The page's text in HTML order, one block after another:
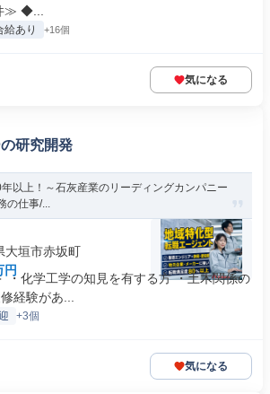
≫ ◆...
給あり +16個
気になる
研究開発
以上！～石灰産業のリーディングカンパニー
の仕事/...
大垣市赤坂町
円
・化学工学の知見を有する方 ・土木関係の
経験があ...
+3個
気になる